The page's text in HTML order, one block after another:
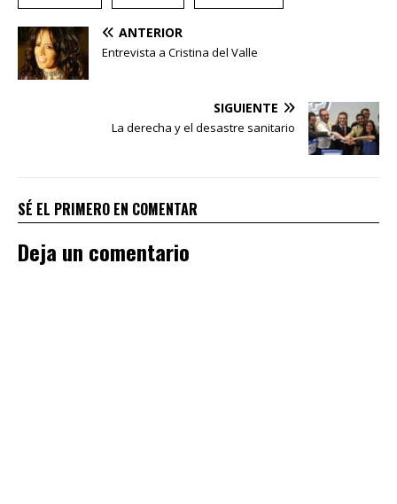
ANTERIOR
Entrevista a Cristina del Valle
SIGUIENTE
La derecha y el desastre sanitario
SÉ EL PRIMERO EN COMENTAR
Deja un comentario